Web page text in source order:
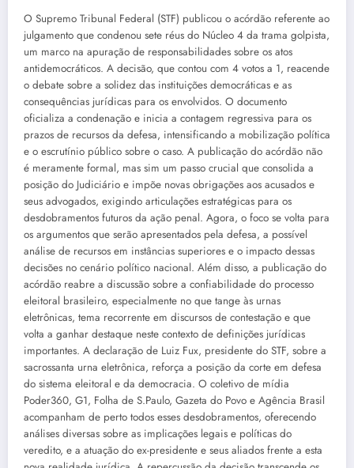
O Supremo Tribunal Federal (STF) publicou o acórdão referente ao
julgamento que condenou sete réus do Núcleo 4 da trama golpista,
um marco na apuração de responsabilidades sobre os atos
antidemocráticos. A decisão, que contou com 4 votos a 1, reacende
o debate sobre a solidez das instituições democráticas e as
consequências jurídicas para os envolvidos. O documento
oficializa a condenação e inicia a contagem regressiva para os
prazos de recursos da defesa, intensificando a mobilização política
e o escrutínio público sobre o caso. A publicação do acórdão não
é meramente formal, mas sim um passo crucial que consolida a
posição do Judiciário e impõe novas obrigações aos acusados e
seus advogados, exigindo articulações estratégicas para os
desdobramentos futuros da ação penal. Agora, o foco se volta para
os argumentos que serão apresentados pela defesa, a possível
análise de recursos em instâncias superiores e o impacto dessas
decisões no cenário político nacional. Além disso, a publicação do
acórdão reabre a discussão sobre a confiabilidade do processo
eleitoral brasileiro, especialmente no que tange às urnas
eletrônicas, tema recorrente em discursos de contestação e que
volta a ganhar destaque neste contexto de definições jurídicas
importantes. A declaração de Luiz Fux, presidente do STF, sobre a
sacrossanta urna eletrônica, reforça a posição da corte em defesa
do sistema eleitoral e da democracia. O coletivo de mídia
Poder360, G1, Folha de S.Paulo, Gazeta do Povo e Agência Brasil
acompanham de perto todos esses desdobramentos, oferecendo
análises diversas sobre as implicações legais e políticas do
veredito, e a atuação do ex-presidente e seus aliados frente a esta